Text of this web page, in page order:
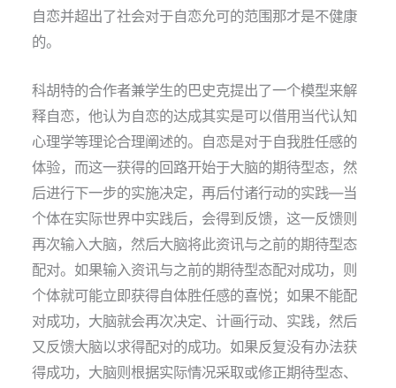
自恋并超出了社会对于自恋允可的范围那才是不健康
的。
科胡特的合作者兼学生的巴史克提出了一个模型来解
释自恋，他认为自恋的达成其实是可以借用当代认知
心理学等理论合理阐述的。自恋是对于自我胜任感的
体验，而这一获得的回路开始于大脑的期待型态，然
后进行下一步的实施决定，再后付诸行动的实践—当
个体在实际世界中实践后，会得到反馈，这一反馈则
再次输入大脑，然后大脑将此资讯与之前的期待型态
配对。如果输入资讯与之前的期待型态配对成功，则
个体就可能立即获得自体胜任感的喜悦；如果不能配
对成功，大脑就会再次决定、计画行动、实践，然后
又反馈大脑以求得配对的成功。如果反复没有办法获
得成功，大脑则根据实际情况采取或修正期待型态、